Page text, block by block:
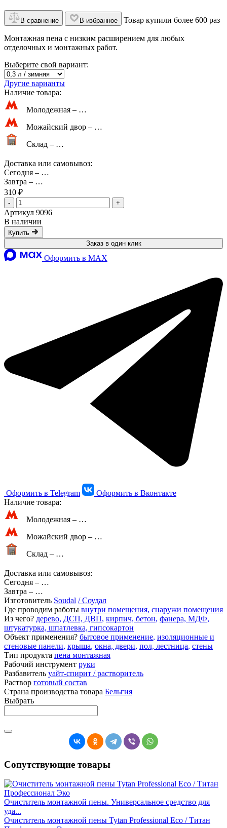
В сравнение В избранное Товар купили более 600 раз
Монтажная пена с низким расширением для любых
отделочных и монтажных работ.
Выберите свой вариант:
Другие варианты
Наличие товара:
Молодежная – …
Можайский двор – …
Склад – …
Доставка или самовывоз:
Сегодня – …
Завтра – …
310 ₽
- +
Артикул 9096
В наличии
Купить
Заказ в один клик
Оформить в MAX
Оформить в Telegram
Оформить в Вконтакте
Наличие товара:
Молодежная – …
Можайский двор – …
Склад – …
Доставка или самовывоз:
Сегодня – …
Завтра – …
Изготовитель Soudal / Соудал
Где проводим работы внутри помещения, снаружи помещения
Из чего? дерево, ДСП, ДВП, кирпич, бетон, фанера, МДФ,
штукатурка, шпатлевка, гипсокартон
Объект применения? бытовое применение, изоляционные и
стеновые панели, крыша, окна, двери, пол, лестница, стены
Тип продукта пена монтажная
Рабочий инструмент руки
Разбавитель уайт-спирит / растворитель
Раствор готовый состав
Страна производства товара Бельгия
Выбрать
Сопутствующие товары
Очиститель монтажной пены. Универсальное средство для
уда...
Очиститель монтажной пены Tytan Professional Еco / Титан